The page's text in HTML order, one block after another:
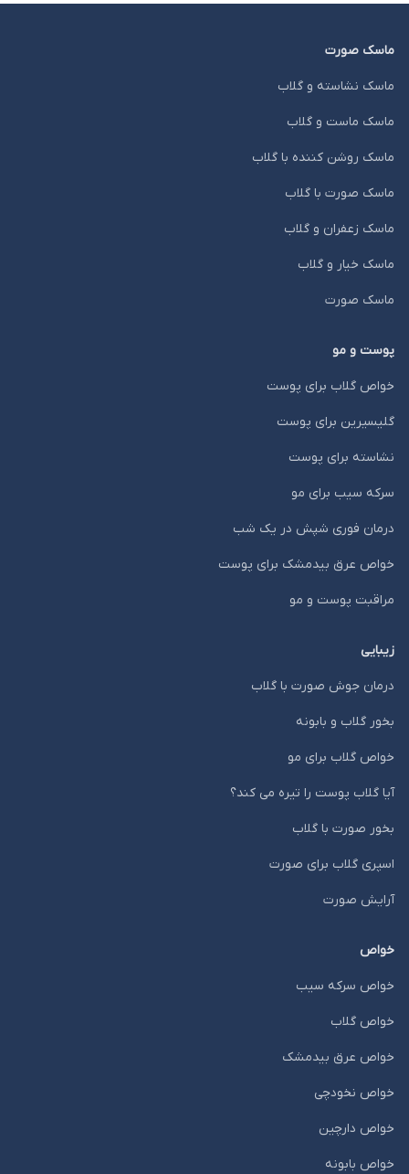
ماسک صورت
ماسک نشاسته و گلاب
ماسک ماست و گلاب
ماسک روشن کننده با گلاب
ماسک صورت با گلاب
ماسک زعفران و گلاب
ماسک خیار و گلاب
ماسک صورت
پوست و مو
خواص گلاب برای پوست
گلیسیرین برای پوست
نشاسته برای پوست
سرکه سیب برای مو
درمان فوری شپش در یک شب
خواص عرق بیدمشک برای پوست
مراقبت پوست و مو
زیبایی
درمان جوش صورت با گلاب
بخور گلاب و بابونه
خواص گلاب برای مو
آیا گلاب پوست را تیره می کند؟
بخور صورت با گلاب
اسپری گلاب برای صورت
آرایش صورت
خواص
خواص سرکه سیب
خواص گلاب
خواص عرق بیدمشک
خواص نخودچی
خواص دارچین
خواص بابونه